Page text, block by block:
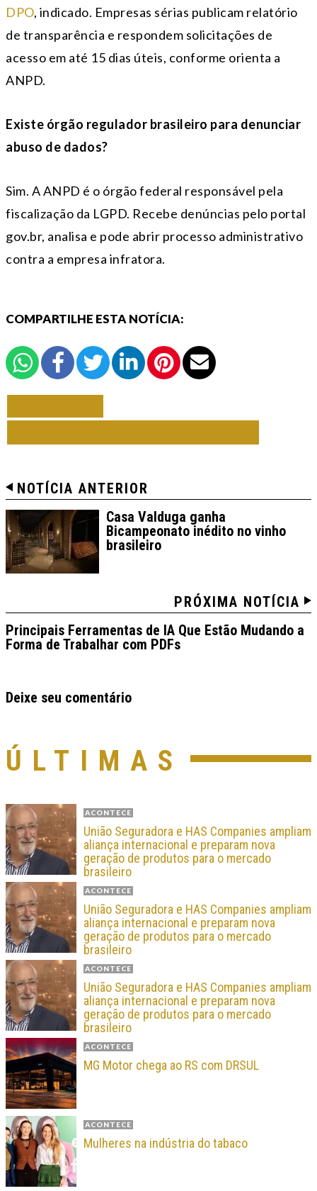
DPO, indicado. Empresas sérias publicam relatório
de transparência e respondem solicitações de
acesso em até 15 dias úteis, conforme orienta a
ANPD.
Existe órgão regulador brasileiro para denunciar
abuso de dados?
Sim. A ANPD é o órgão federal responsável pela
fiscalização da LGPD. Recebe denúncias pelo portal
gov.br, analisa e pode abrir processo administrativo
contra a empresa infratora.
COMPARTILHE ESTA NOTÍCIA:
NOTÍCIA ANTERIOR
Casa Valduga ganha
Bicampeonato inédito no vinho
brasileiro
PRÓXIMA NOTÍCIA
Principais Ferramentas de IA Que Estão Mudando a
Forma de Trabalhar com PDFs
Deixe seu comentário
ÚLTIMAS
ACONTECE
União Seguradora e HAS Companies ampliam
aliança internacional e preparam nova
geração de produtos para o mercado
brasileiro
ACONTECE
União Seguradora e HAS Companies ampliam
aliança internacional e preparam nova
geração de produtos para o mercado
brasileiro
ACONTECE
União Seguradora e HAS Companies ampliam
aliança internacional e preparam nova
geração de produtos para o mercado
brasileiro
ACONTECE
MG Motor chega ao RS com DRSUL
ACONTECE
Mulheres na indústria do tabaco